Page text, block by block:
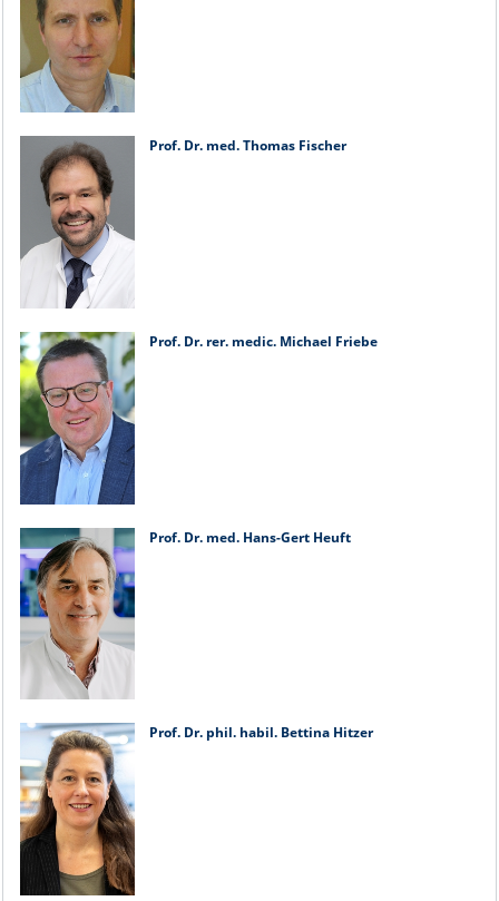
Prof. Dr. med. Thomas Fischer
Prof. Dr. rer. medic. Michael Friebe
Prof. Dr. med. Hans-Gert Heuft
Prof. Dr. phil. habil. Bettina Hitzer